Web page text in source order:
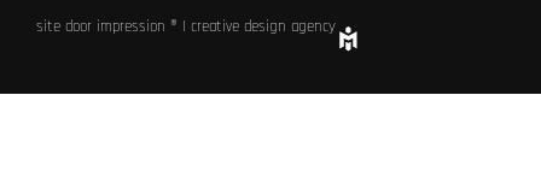
site door impression ® | creative design agency